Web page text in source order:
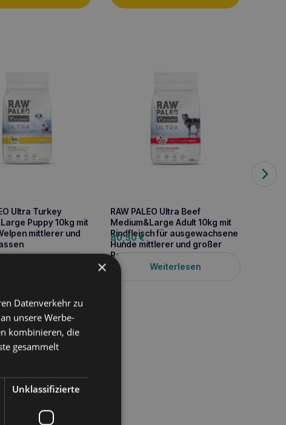
Ultra Turkey
Puppy 10kg mit
mittlerer und
RAW PALEO Ultra Beef
Medium&Large Adult 10kg mit
Rindfleisch für ausgewachsene
Hunde mittlerer und großer
Rassen
80,50€
Weiterlesen
alt) kleiner Rassen
eine tierische
Erbsen und Getreide
hinaus wurde das
die Verdauung und
×
Datenverkehr zu
unsere Werbe-
kombinieren, die
gesammelt
Unklassifizierte